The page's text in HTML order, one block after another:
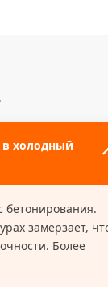
в холодный
бетонирования.
замерзает,
Более